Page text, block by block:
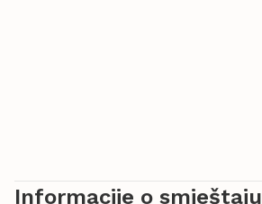
Informacije o smještaju